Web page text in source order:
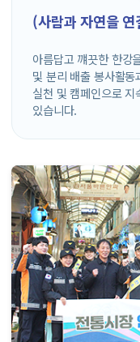
(사람과 자연을
아름답고 꺠끗한 한강
및 분리 배출 봉사활
실천 및 캠페인으로
있습니다.